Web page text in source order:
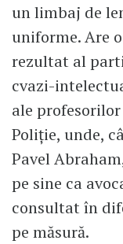
un limbaj de
uniforme. Are
rezultat al
cvazi-
ale
Poliție, unde,
Pavel
pe sine ca
consultat în
pe măsură.